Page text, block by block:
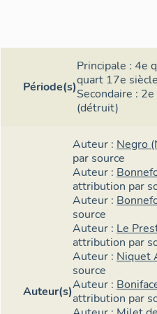
1525 à
projet
l’ancienne
ville de
tuition et
Mottet,
qui avait
principal de
le 17
et de
question.
le
total de
Période(s)
Principale : 4e
quart 17e
Secondaire :
(détruit)
Auteur(s)
Auteur : Negro
par source
Auteur :
attribution par
Auteur :
source
Auteur : Le
attribution par
Auteur : Niquet
source
Auteur :
attribution par